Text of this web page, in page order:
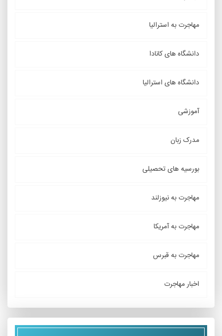
مهاجرت به استرالیا
دانشگاه های کانادا
دانشگاه های استرالیا
آموزشی
مدرک زبان
بورسیه های تحصیلی
مهاجرت به نیوزلند
مهاجرت به آمریکا
مهاجرت به قبرس
اخبار مهاجرت